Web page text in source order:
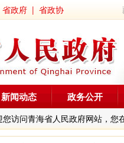
省政府 | 省政协
您访问青海省人民政府网站，您
新闻动态 政务公开